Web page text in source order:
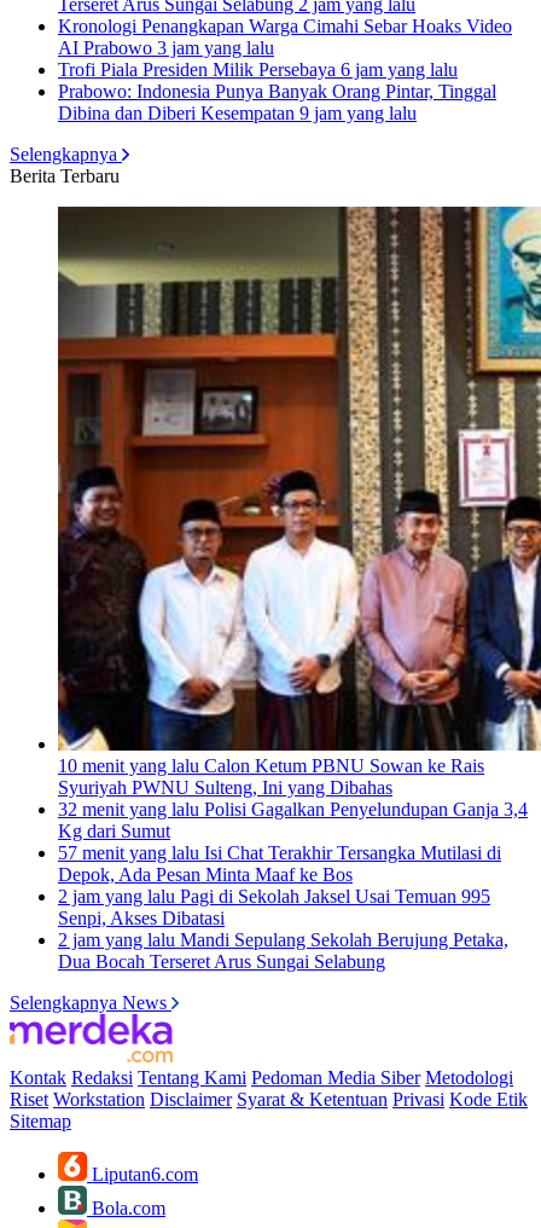
Terseret Arus Sungai Selabung 2 jam yang lalu
Kronologi Penangkapan Warga Cimahi Sebar Hoaks Video
AI Prabowo 3 jam yang lalu
Trofi Piala Presiden Milik Persebaya 6 jam yang lalu
Prabowo: Indonesia Punya Banyak Orang Pintar, Tinggal
Dibina dan Diberi Kesempatan 9 jam yang lalu
Selengkapnya
Berita Terbaru
10 menit yang lalu Calon Ketum PBNU Sowan ke Rais
Syuriyah PWNU Sulteng, Ini yang Dibahas
32 menit yang lalu Polisi Gagalkan Penyelundupan Ganja 3,4
Kg dari Sumut
57 menit yang lalu Isi Chat Terakhir Tersangka Mutilasi di
Depok, Ada Pesan Minta Maaf ke Bos
2 jam yang lalu Pagi di Sekolah Jaksel Usai Temuan 995
Senpi, Akses Dibatasi
2 jam yang lalu Mandi Sepulang Sekolah Berujung Petaka,
Dua Bocah Terseret Arus Sungai Selabung
Selengkapnya News
Kontak Redaksi Tentang Kami Pedoman Media Siber Metodologi
Riset Workstation Disclaimer Syarat & Ketentuan Privasi Kode Etik
Sitemap
Liputan6.com
Bola.com